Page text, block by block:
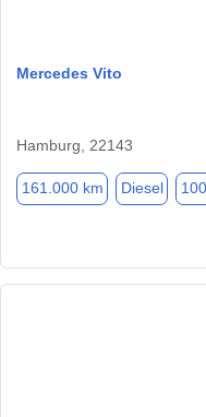
Mercedes Vito
Hamburg, 22143
161.000 km Diesel